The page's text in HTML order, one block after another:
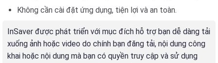
Không cần cài đặt ứng dụng, tiện lợi và an toàn.
InSaver được phát triển với mục đích hỗ trợ bạn dễ dàng tải
xuống ảnh hoặc video do chính bạn đăng tải, nội dung công
khai hoặc nội dung mà bạn có quyền truy cập và sử dụng